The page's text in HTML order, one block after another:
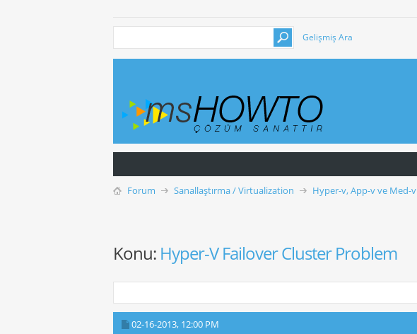
Gelişmiş Ara
Forum Sanallaştırma / Virtualization Hyper-v, App-v ve Med-v
Konu: Hyper-V Failover Cluster Problem
02-16-2013, 12:00 PM